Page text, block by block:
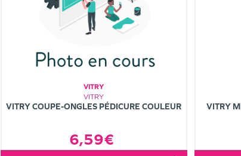
VITRY
VITRY
VITRY COUPE-ONGLES PÉDICURE COULEUR
6,59€
VITRY